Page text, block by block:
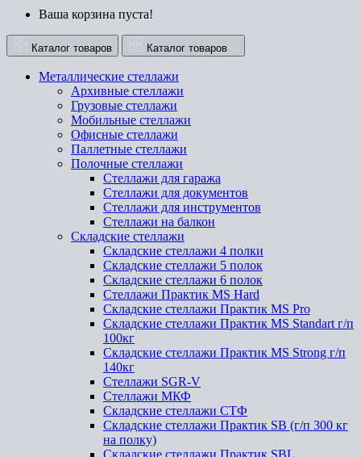
Ваша корзина пуста!
Каталог товаров Каталог товаров
Металлические стеллажи
Архивные стеллажи
Грузовые стеллажи
Мобильные стеллажи
Офисные стеллажи
Паллетные стеллажи
Полочные стеллажи
Стеллажи для гаража
Стеллажи для документов
Стеллажи для инструментов
Стеллажи на балкон
Складские стеллажи
Складские стеллажи 4 полки
Складские стеллажи 5 полок
Складские стеллажи 6 полок
Стеллажи Практик MS Hard
Складские стеллажи Практик MS Pro
Складские стеллажи Практик MS Standart г/п
100кг
Складские стеллажи Практик MS Strong г/п
140кг
Стеллажи SGR-V
Стеллажи МКФ
Складские стеллажи СТФ
Складские стеллажи Практик SB (г/п 300 кг
на полку)
Складские стеллажи Практик SBL